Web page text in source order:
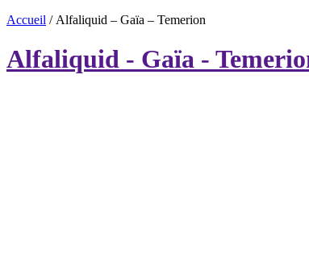
Accueil / Alfaliquid – Gaïa – Temerion
Alfaliquid - Gaïa -